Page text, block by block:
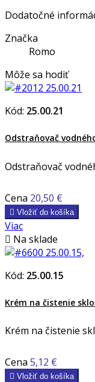
Dodatočné
Značka
Romo
Môže sa hodiť
Kód: 25.00.21
Odstraňovač
Odstraňovač
Cena 20,50 €
 Vložiť do košíka
Viac
 Na sklade
Kód: 25.00.15
Krém na čistenie
Krém na čistenie
Cena 5,12 €
 Vložiť do košíka